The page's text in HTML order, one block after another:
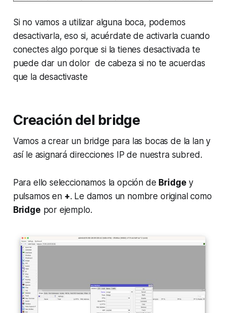
Si no vamos a utilizar alguna boca, podemos
desactivarla, eso si, acuérdate de activarla cuando
conectes algo porque si la tienes desactivada te
puede dar un dolor de cabeza si no te acuerdas
que la desactivaste
Creación del bridge
Vamos a crear un bridge para las bocas de la lan y
así le asignará direcciones IP de nuestra subred.
Para ello seleccionamos la opción de Bridge y
pulsamos en +. Le damos un nombre original como
Bridge por ejemplo.